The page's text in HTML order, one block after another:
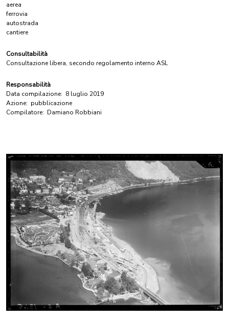
aerea
ferrovia
autostrada
cantiere
Consultabilità
Consultazione libera, secondo regolamento interno ASL
Responsabilità
Data compilazione: 8 luglio 2019
Azione: pubblicazione
Compilatore: Damiano Robbiani